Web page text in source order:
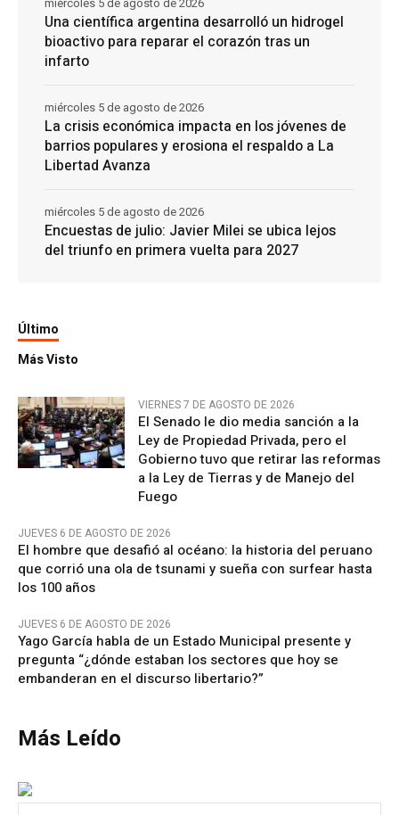
Una científica argentina desarrolló un hidrogel
bioactivo para reparar el corazón tras un
infarto
miércoles 5 de agosto de 2026
La crisis económica impacta en los jóvenes de
barrios populares y erosiona el respaldo a La
Libertad Avanza
miércoles 5 de agosto de 2026
Encuestas de julio: Javier Milei se ubica lejos
del triunfo en primera vuelta para 2027
miércoles 5 de agosto de 2026
Último
Más Visto
VIERNES 7 DE AGOSTO DE 2026
El Senado le dio media sanción a la
Ley de Propiedad Privada, pero el
Gobierno tuvo que retirar las reformas
a la Ley de Tierras y de Manejo del
Fuego
JUEVES 6 DE AGOSTO DE 2026
El hombre que desafió al océano: la historia del peruano
que corrió una ola de tsunami y sueña con surfear hasta
los 100 años
JUEVES 6 DE AGOSTO DE 2026
Yago García habla de un Estado Municipal presente y
pregunta “¿dónde estaban los sectores que hoy se
embanderan en el discurso libertario?”
Más Leído